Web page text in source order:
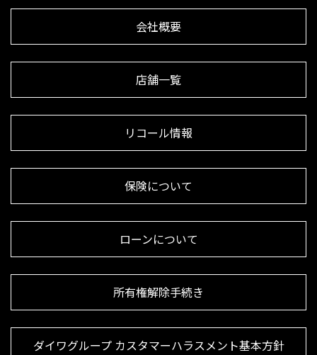
会社概要
店舗一覧
リコール情報
保険について
ローンについて
所有権解除手続き
ダイワグループ カスタマーハラスメント基本方針